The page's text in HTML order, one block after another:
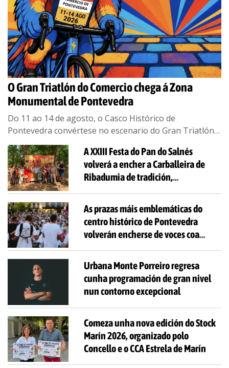
O Gran Triatlón do Comercio chega á Zona
Monumental de Pontevedra
Do 11 ao 14 de agosto, o Casco Histórico de
Pontevedra convértese no escenario do Gran Triatlón
do Comercio da Zona Monumental. Unha xincana
urbana (a pé e sen dificultade) para toda a...
A XXIII Festa do Pan do Salnés
volverá a encher a Carballeira de
Ribadumia de tradición,
todas as idades
As prazas máis emblemáticas do
centro histórico de Pontevedra
volverán encherse de voces coa
Urbana Monte Porreiro regresa
cunha programación de gran nivel
nun contorno excepcional
Comeza unha nova edición do Stock
Marín 2026, organizado polo
Concello e o CCA Estrela de Marín